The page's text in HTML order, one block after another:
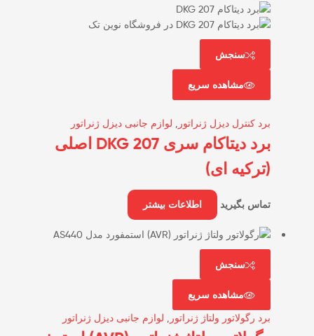
سنجش
مشاهده سریع
برد کنترل دیزل ژنراتور لوازم جانبی دیزل ژنراتور
برد دیتاکام سری DKG 207 اصلی
(ترکیه ای)
تماس بگیرید اطلاعات بیشتر
سنجش
مشاهده سریع
برد رگولاتور ولتاژ ژنراتور لوازم جانبی دیزل ژنراتور